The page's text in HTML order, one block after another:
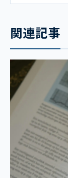
関連記事